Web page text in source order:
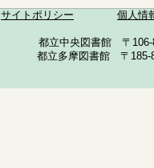
サイトポリシー 個人情
都立中央図書館 〒
都立多摩図書館 〒185-